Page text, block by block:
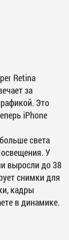
Retina
за
Это
iPhone
света
У
выросли до 38
снимки для
кадры
в динамике.